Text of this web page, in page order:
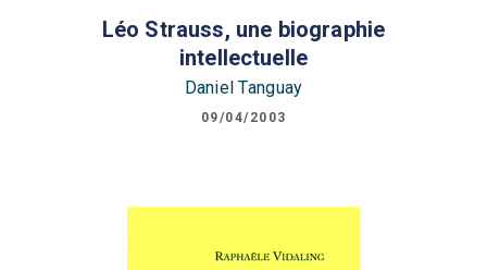
Léo Strauss, une biographie
intellectuelle
Daniel Tanguay
09/04/2003